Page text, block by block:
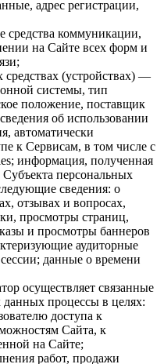
адрес регистрации,
средства коммуникации,
на Сайте всех форм и
средствах (устройствах) —
системы, тип
положение, поставщик
об использовании
автоматически
к Сервисам, в том числе с
информация, полученная
Субъекта персональных
сведения: о
отзывах и вопросах,
просмотры страниц,
и просмотры баннеров
аудиторные
данные о времени
осуществляет связанные
данных процессы в целях:
доступа к
Сайта, к
на Сайте;
работ, продажи